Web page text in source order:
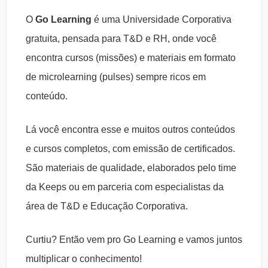
O Go Learning é uma Universidade Corporativa
gratuita, pensada para T&D e RH, onde você
encontra cursos (missões) e materiais em formato
de microlearning (pulses) sempre ricos em
conteúdo.
Lá você encontra esse e muitos outros conteúdos
e cursos completos, com emissão de certificados.
São materiais de qualidade, elaborados pelo time
da Keeps ou em parceria com especialistas da
área de T&D e Educação Corporativa.
Curtiu? Então vem pro Go Learning e vamos juntos
multiplicar o conhecimento!